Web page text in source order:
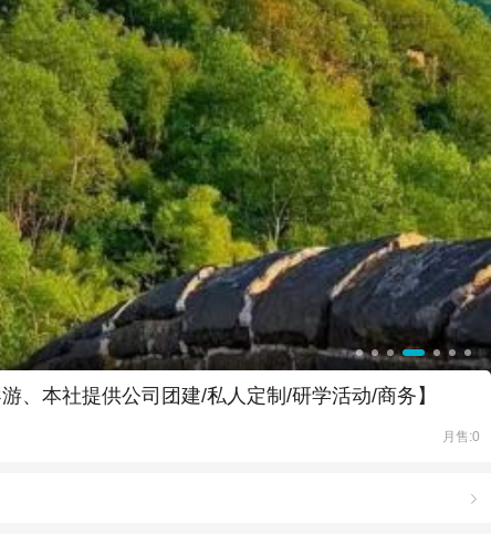
、本社提供公司团建/私人定制/研学活动/商务】
月售:0
